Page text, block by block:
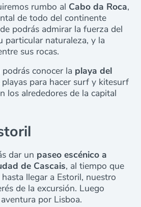
rumbo al Cabo da Roca,
de todo del continente
podrás admirar la fuerza del
particular naturaleza, y la
sus rocas.
conocer la playa del
playas para hacer surf y kitesurf
los alrededores de la capital
dar un paseo escénico a
de Cascais, al tiempo que
llegar a Estoril, nuestro
de la excursión. Luego
por Lisboa.